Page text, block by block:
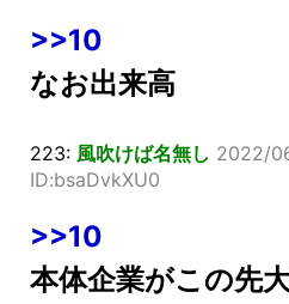
>>10
なお出来高
223: 風吹けば名無し 2022/
ID:bsaDvkXU0
>>10
本体企業がこの先